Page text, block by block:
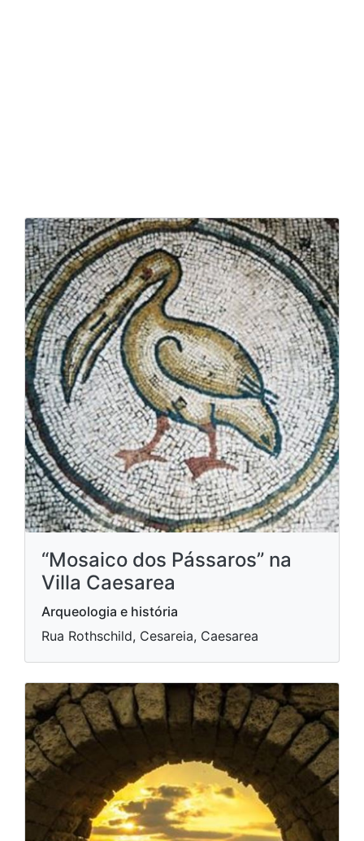
“Mosaico dos Pássaros” na
Villa Caesarea
Arqueologia e história
Rua Rothschild, Cesareia, Caesarea